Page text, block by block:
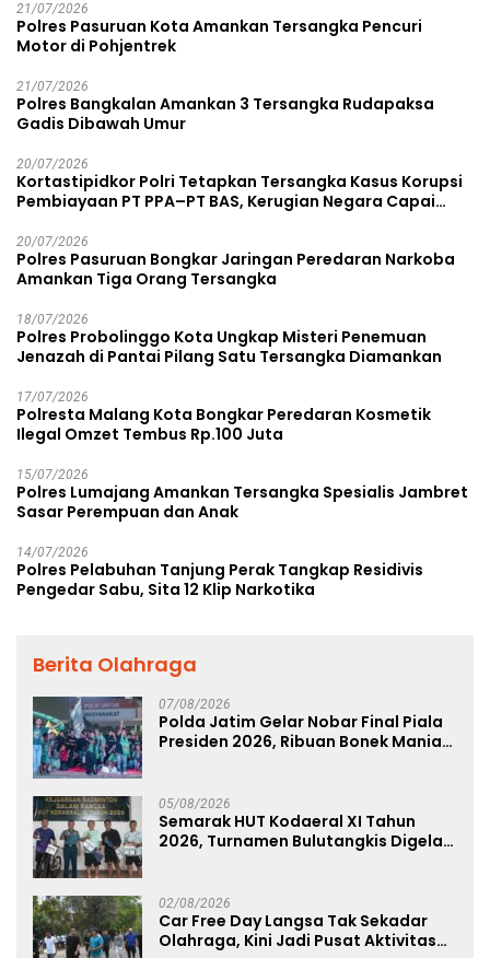
21/07/2026
Polres Pasuruan Kota Amankan Tersangka Pencuri
Motor di Pohjentrek
21/07/2026
Polres Bangkalan Amankan 3 Tersangka Rudapaksa
Gadis Dibawah Umur
20/07/2026
Kortastipidkor Polri Tetapkan Tersangka Kasus Korupsi
Pembiayaan PT PPA–PT BAS, Kerugian Negara Capai
20/07/2026
Polres Pasuruan Bongkar Jaringan Peredaran Narkoba
Amankan Tiga Orang Tersangka
18/07/2026
Polres Probolinggo Kota Ungkap Misteri Penemuan
Jenazah di Pantai Pilang Satu Tersangka Diamankan
17/07/2026
Polresta Malang Kota Bongkar Peredaran Kosmetik
Ilegal Omzet Tembus Rp.100 Juta
15/07/2026
Polres Lumajang Amankan Tersangka Spesialis Jambret
Sasar Perempuan dan Anak
14/07/2026
Polres Pelabuhan Tanjung Perak Tangkap Residivis
Pengedar Sabu, Sita 12 Klip Narkotika
Berita Olahraga
07/08/2026
Polda Jatim Gelar Nobar Final Piala
Presiden 2026, Ribuan Bonek Mania
05/08/2026
Semarak HUT Kodaeral XI Tahun
2026, Turnamen Bulutangkis Digelar
02/08/2026
Car Free Day Langsa Tak Sekadar
Olahraga, Kini Jadi Pusat Aktivitas